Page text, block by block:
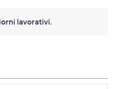
lavorativi.